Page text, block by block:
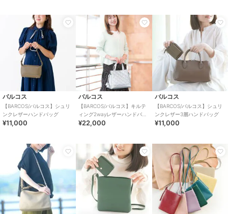
バルコス
【BARCOS/バルコス】シュリ
ンクレザーハンドバッグ
¥11,000
バルコス
【BARCOS/バルコス】キルテ
ィング2wayレザーハンドバッ
グ
¥22,000
バルコス
【BARCOS/バルコス】シュリ
ンクレザー3層ハンドバッグ
¥11,000